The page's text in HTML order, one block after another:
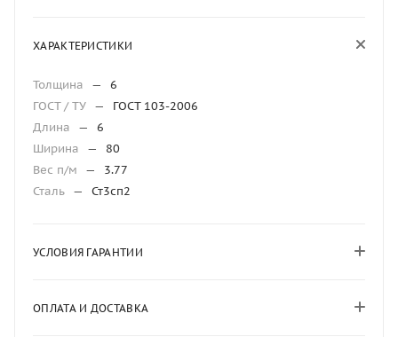
ХАРАКТЕРИСТИКИ
Толщина —
6
ГОСТ / ТУ —
ГОСТ 103-2006
Длина
—
6
Ширина
—
80
Вес п/м
—
3.77
Сталь — Ст3сп2
УСЛОВИЯ ГАРАНТИИ
ОПЛАТА И ДОСТАВКА